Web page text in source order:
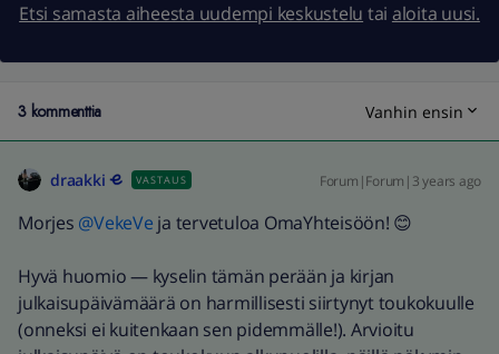
Etsi samasta aiheesta uudempi keskustelu tai aloita uusi.
3 kommenttia Vanhin ensin
draakki VASTAUS Forum|Forum|3 years ago
Morjes @VekeVe ja tervetuloa OmaYhteisöön! 😊
Hyvä huomio — kyselin tämän perään ja kirjan
julkaisupäivämäärä on harmillisesti siirtynyt toukokuulle
(onneksi ei kuitenkaan sen pidemmälle!). Arvioitu